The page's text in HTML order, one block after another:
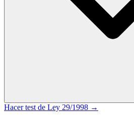
Hacer test de Ley 29/1998 →